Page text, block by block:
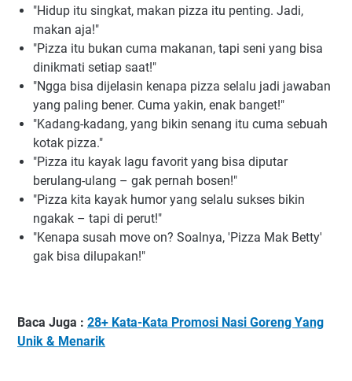
"Hidup itu singkat, makan pizza itu penting. Jadi,
makan aja!"
"Pizza itu bukan cuma makanan, tapi seni yang bisa
dinikmati setiap saat!"
"Ngga bisa dijelasin kenapa pizza selalu jadi jawaban
yang paling bener. Cuma yakin, enak banget!"
"Kadang-kadang, yang bikin senang itu cuma sebuah
kotak pizza."
"Pizza itu kayak lagu favorit yang bisa diputar
berulang-ulang – gak pernah bosen!"
"Pizza kita kayak humor yang selalu sukses bikin
ngakak – tapi di perut!"
"Kenapa susah move on? Soalnya, 'Pizza Mak Betty'
gak bisa dilupakan!"
Baca Juga : 28+ Kata-Kata Promosi Nasi Goreng Yang
Unik & Menarik